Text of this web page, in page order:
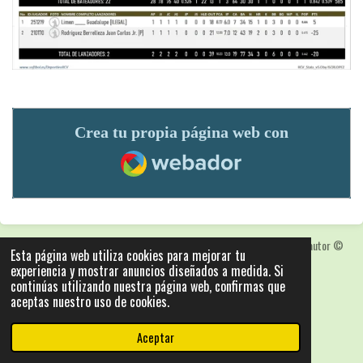
Esta página web utiliza cookies para mejorar tu
experiencia y mostrar anuncios diseñados a medida. Si
continúas utilizando nuestra página web, confirmas que
aceptas nuestro uso de cookies.
Aceptar
Crea tu propia página web con
Webador
Las fotografias y logotipos pueden estar protegidas con derechos de autor©
2025: Statics - by ISCRLopez APP_Stats_v5.103
Con la tecnología deWebador